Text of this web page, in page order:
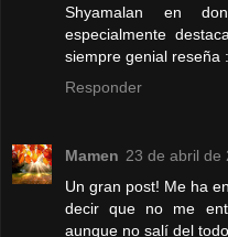
Shyamalan en
especialmente
siempre genial reseña
Responder
Mamen 23 de abril de
Un gran post! Me ha
decir que no me
aunque no salí del